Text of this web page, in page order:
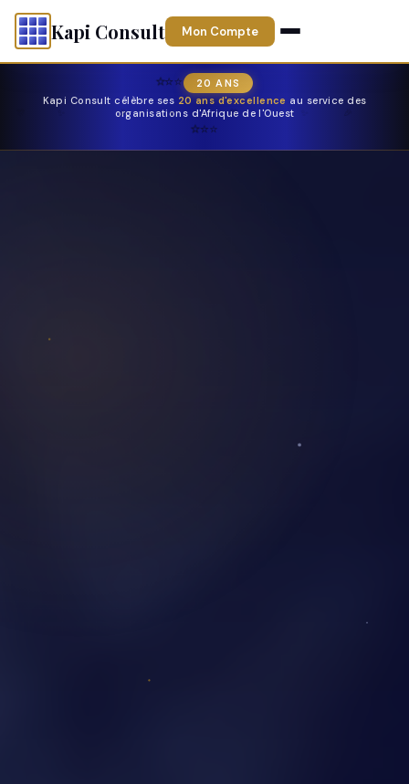
Kapi Consult Mon Compte
🎉 ⭐ 🎊
⭐⭐⭐
20 ANS
Kapi Consult célèbre ses 20 ans d'excellence au service des
organisations d'Afrique de l'Ouest
⭐⭐⭐